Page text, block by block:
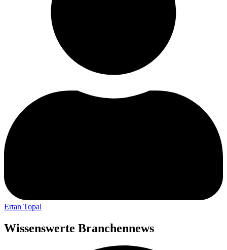
Ertan Topal
Wissenswerte Branchennews